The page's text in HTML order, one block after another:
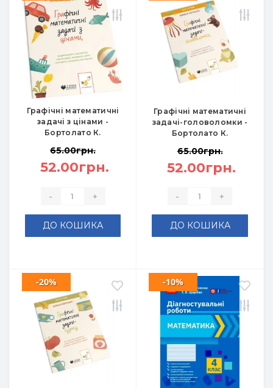
Графічні математичні
задачі з цінами -
Бортолато К.
65.00грн.
52.00грн.
- +
ДО КОШИКА
Графічні математичні
задачі-головоломки -
Бортолато К.
65.00грн.
52.00грн.
- +
ДО КОШИКА
-20% -10%